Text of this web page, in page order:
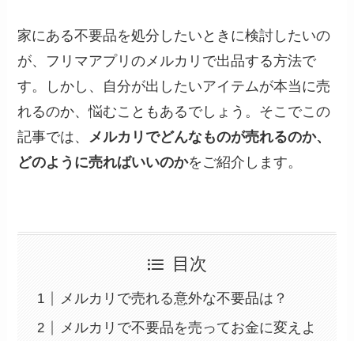
家にある不要品を処分したいときに検討したいの
が、フリマアプリのメルカリで出品する方法で
す。しかし、自分が出したいアイテムが本当に売
れるのか、悩むこともあるでしょう。そこでこの
記事では、 メルカリでどんなものが売れるのか、
どのように売ればいいのかをご紹介します。
目次
メルカリで売れる意外な不要品は？
メルカリで不要品を売ってお金に変えよ